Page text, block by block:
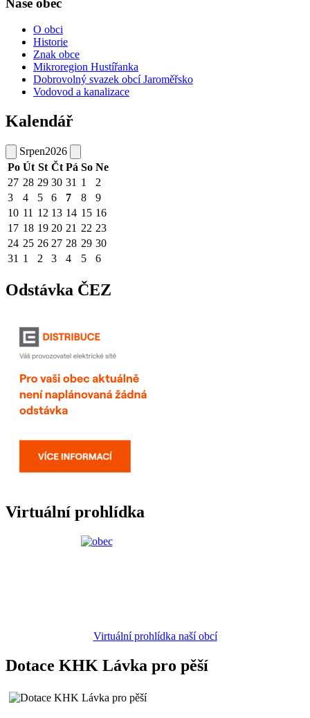
O obci
Historie
Znak obce
Mikroregion Hustířanka
Dobrovolný svazek obcí Jaroměřsko
Vodovod a kanalizace
Kalendář
Srpen2026
Po Út St Čt Pá So Ne
27 28 29 30 31 1
2
3
4 5 6 7 8
9
10 11 12 13 14 15 16
17 18 19 20 21 22 23
24 25 26 27 28 29 30
31 1 2 3 4 5 6
Odstávka ČEZ
Virtuální prohlídka
Virtuální prohlídka naší obcí
Dotace KHK Lávka pro pěší